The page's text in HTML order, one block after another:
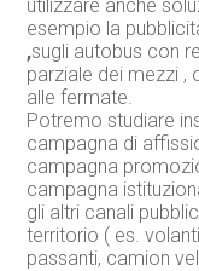
utilizzare anche
esempio la
,sugli autobus con
parziale dei mezzi ,
alle fermate.
Potremo studiare
campagna di
campagna
campagna
gli altri canali
territorio ( es.
passanti, camion